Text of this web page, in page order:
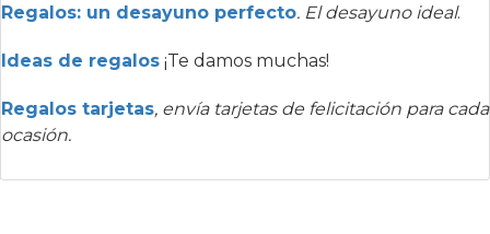
Regalos: un desayuno perfecto. El desayuno ideal.
Ideas de regalos ¡Te damos muchas!
Regalos tarjetas, envía tarjetas de felicitación para cada
ocasión.